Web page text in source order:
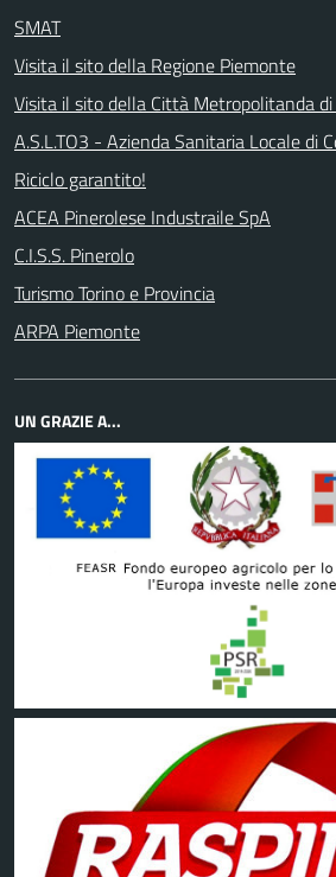
SMAT
Visita il sito della Regione Piemonte
Visita il sito della Città Metropolitanda di
A.S.L.TO3 - Azienda Sanitaria Locale di
Riciclo garantito!
ACEA Pinerolese Industraile SpA
C.I.S.S. Pinerolo
Turismo Torino e Provincia
ARPA Piemonte
UN GRAZIE A...